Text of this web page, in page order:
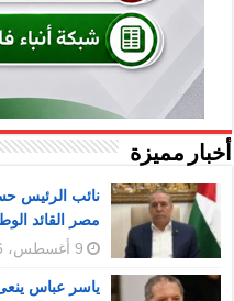
أخبار مميزة
نائب الرئيس
مصر القائد
9 أغسطس، 2026
ياسر عباس